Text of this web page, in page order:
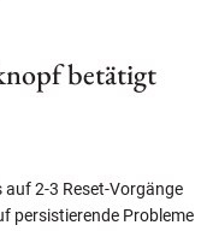
betätigt
auf 2-3 Reset-Vorgänge
persistierende Probleme